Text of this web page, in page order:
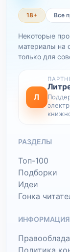
18+ Все
Некоторые
материалы на
только для
Л
РАЗДЕЛЫ
Топ-100
Подборки
Идеи
Гонка
ИНФОРМАЦИЯ